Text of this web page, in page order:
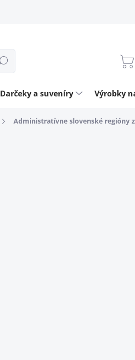
Darčeky a suveníry Výrobky
Administratívne slovenské regióny